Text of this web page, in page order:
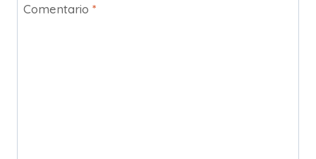
Comentario *